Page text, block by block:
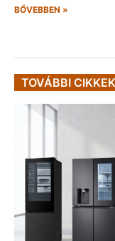
BŐVEBBEN »
TOVÁBBI CIKKEK